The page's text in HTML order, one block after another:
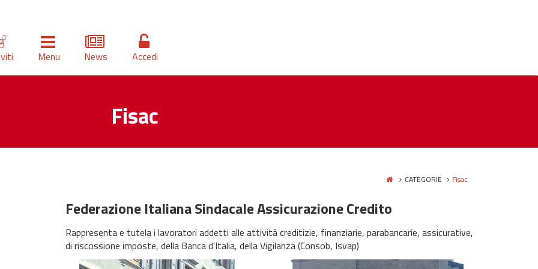
Menu News Accedi
Fisac
CATEGORIE Fisac
Federazione Italiana Sindacale Assicurazione Credito
Rappresenta e tutela i lavoratori addetti alle attività creditizie, finanziarie, parabancarie, assicurative,
di riscossione imposte, della Banca d'Italia, della Vigilanza (Consob, Isvap)